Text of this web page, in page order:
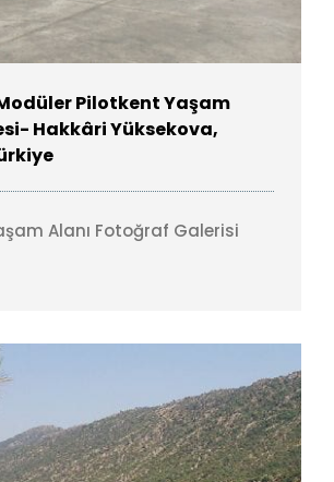
Pilotkent Yaşam
Hakkâri Yüksekova,
Alanı Fotoğraf Galerisi